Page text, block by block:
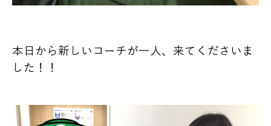
本日から新しいコーチが一人、来てくださいま
した！！